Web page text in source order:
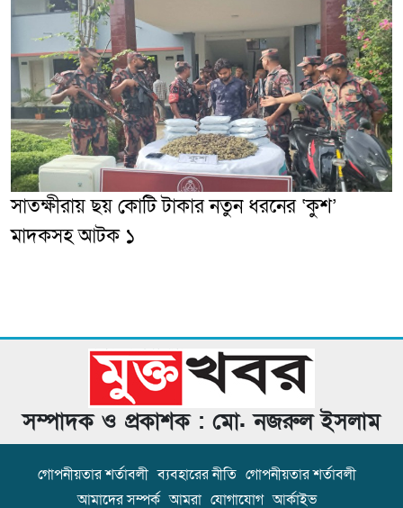
সাতক্ষীরায় ছয় কোটি টাকার নতুন ধরনের ‘কুশ’
মাদকসহ আটক ১
সম্পাদক ও প্রকাশক : মো. নজরুল ইসলাম
গোপনীয়তার শর্তাবলী ব্যবহারের নীতি গোপনীয়তার শর্তাবলী
আমাদের সম্পর্ক আমরা যোগাযোগ আর্কাইভ